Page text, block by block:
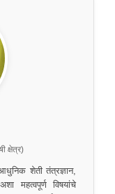
क्षेत्र)
शेती तंत्रज्ञान,
महत्वपूर्ण विषयांचे